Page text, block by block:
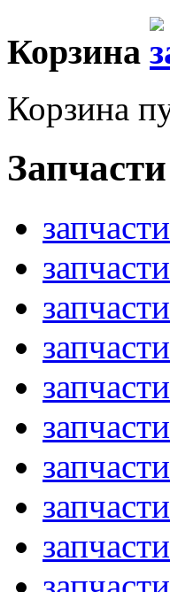
Корзина
Корзина